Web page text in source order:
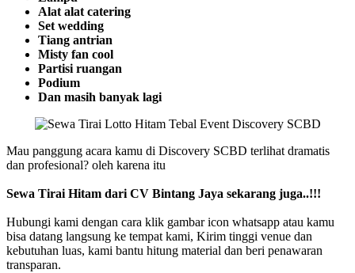
Alat alat catering
Set wedding
Tiang antrian
Misty fan cool
Partisi ruangan
Podium
Dan masih banyak lagi
Mau panggung acara kamu di Discovery SCBD terlihat dramatis
dan profesional? oleh karena itu
Sewa Tirai Hitam dari CV Bintang Jaya sekarang juga..!!!
Hubungi kami dengan cara klik gambar icon whatsapp atau kamu
bisa datang langsung ke tempat kami, Kirim tinggi venue dan
kebutuhan luas, kami bantu hitung material dan beri penawaran
transparan.